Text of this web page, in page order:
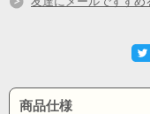
久月の雛人形 親王
品。台屏風はセパレ
商品仕様